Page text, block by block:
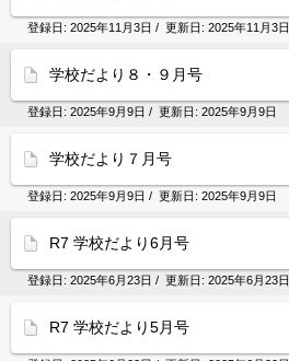
登録日: 2025年11月3日 / 更新日: 2025年11月3日
学校だより８・９月号
登録日: 2025年9月9日 / 更新日: 2025年9月9日
学校だより７月号
登録日: 2025年9月9日 / 更新日: 2025年9月9日
R7 学校だより6月号
登録日: 2025年6月23日 / 更新日: 2025年6月23日
R7 学校だより5月号